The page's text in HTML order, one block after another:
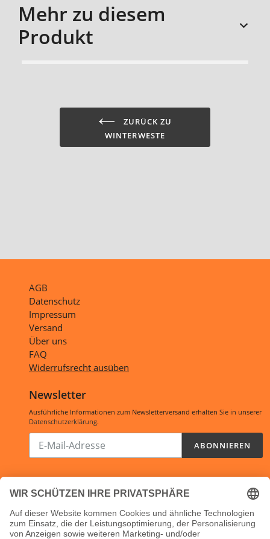
Mehr zu diesem
Produkt
ZURÜCK ZU
WINTERWESTE
AGB
Datenschutz
Impressum
Versand
Über uns
FAQ
Widerrufsrecht ausüben
Newsletter
Ausführliche Informationen zum Newsletterversand erhalten Sie in unserer
Datenschutzerklärung.
Abonnieren
unsere
ABONNIEREN
Öffnungszeiten:
Shop:24/7
Ladenlokal: